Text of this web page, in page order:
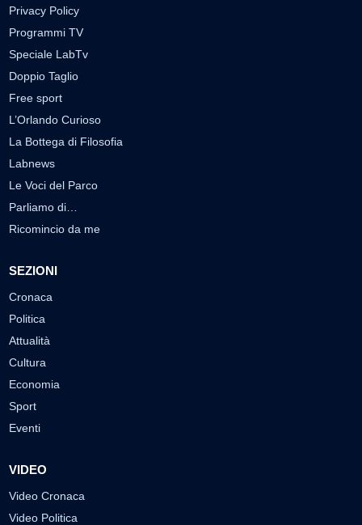
Privacy Policy
Programmi TV
Speciale LabTv
Doppio Taglio
Free sport
L’Orlando Curioso
La Bottega di Filosofia
Labnews
Le Voci del Parco
Parliamo di…
Ricomincio da me
SEZIONI
Cronaca
Politica
Attualità
Cultura
Economia
Sport
Eventi
VIDEO
Video Cronaca
Video Politica